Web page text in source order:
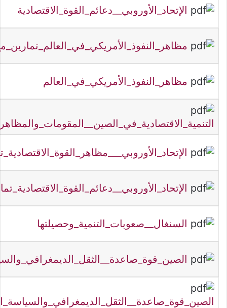
الإتحاد_الأوروبي__دعائم_القوة_الاقتصادية
مظاهر_النفوذ_الأمريكي_في_العالم
السنغال__صعوبات_التنمية_وحصيلتها